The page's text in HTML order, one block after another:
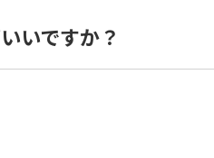
いですか？